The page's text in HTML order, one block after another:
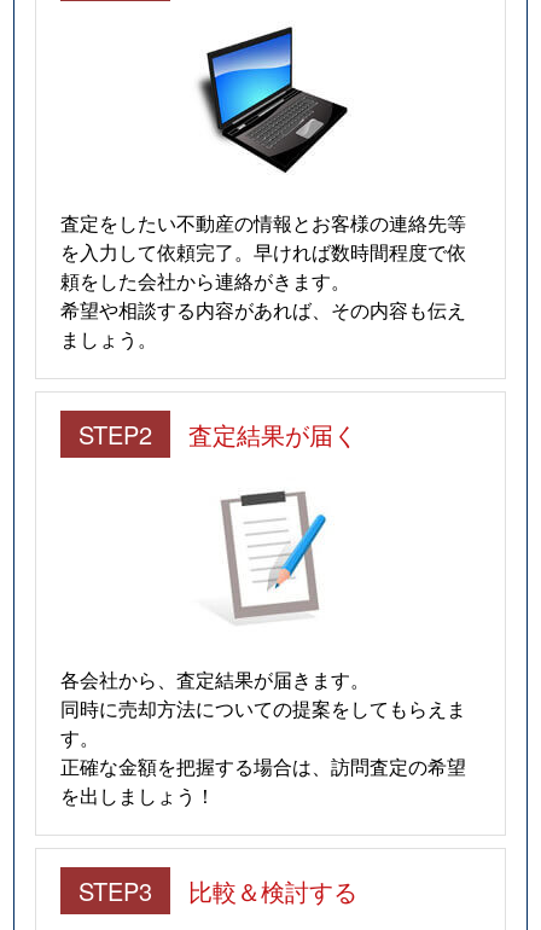
査定をしたい不動産の情報とお客様の連絡先等
を入力して依頼完了。早ければ数時間程度で依
頼をした会社から連絡がきます。
希望や相談する内容があれば、その内容も伝え
ましょう。
STEP2 査定結果が届く
各会社から、査定結果が届きます。
同時に売却方法についての提案をしてもらえま
す。
正確な金額を把握する場合は、訪問査定の希望
を出しましょう！
STEP3 比較＆検討する